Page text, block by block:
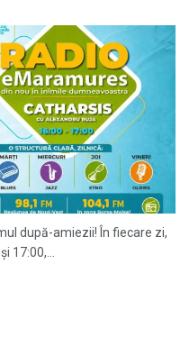
după-amiezii! În fiecare zi,
17:00,...